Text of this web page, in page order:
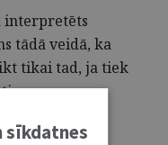
interpretēts
tādā veidā, ka
tikai tad, ja tiek
sīkdatnes